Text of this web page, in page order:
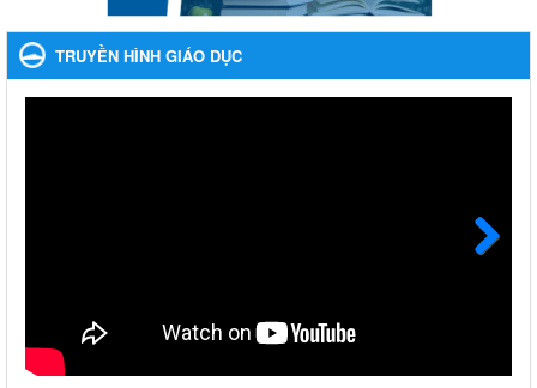
Nhắc nhỡ thực hiện thanh toán không dùng tiền mặt các khoản
thu trong nhà trường năm học 2023-2024 và các năm tiếp theo
Ngày ban hành: 27/09/2023
bổng, hỗ trợ của Chương trình "Tiếp sức đến trường" năm
Ngày ban hành: 22/08/2023
TRUYỀN HÌNH GIÁO DỤC